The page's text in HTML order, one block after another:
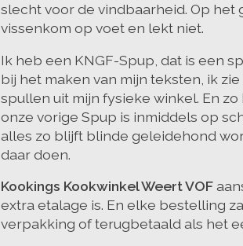
slecht voor de vindbaarheid. Op
vissenkom op voet en lekt niet.
Ik heb een KNGF-Spup, dat is een
bij het maken van mijn teksten, ik
spullen uit mijn fysieke winkel. En
onze vorige Spup is inmiddels op
alles zo blijft blinde geleidehond
daar doen.
Kookings Kookwinkel Weert VOF
extra etalage is. En elke bestelling
verpakking of terugbetaald als het